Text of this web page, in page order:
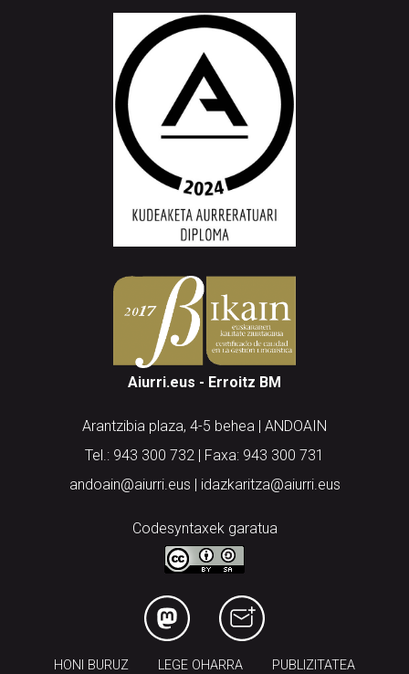
Aiurri.eus - Erroitz BM
Arantzibia plaza, 4-5 behea | ANDOAIN
Tel.: 943 300 732 | Faxa: 943 300 731
andoain@aiurri.eus | idazkaritza@aiurri.eus
Codesyntaxek garatua
HONI BURUZ LEGE OHARRA PUBLIZITATEA